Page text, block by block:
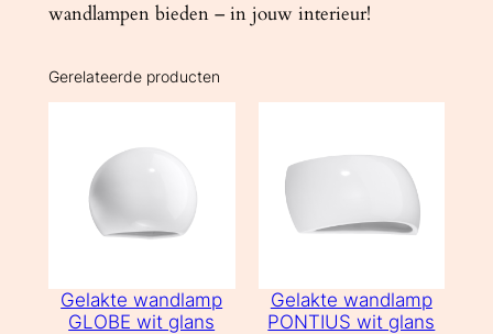
wandlampen bieden – in jouw interieur!
Gerelateerde producten
Gelakte wandlamp
GLOBE wit glans
Gelakte wandlamp
PONTIUS wit glans